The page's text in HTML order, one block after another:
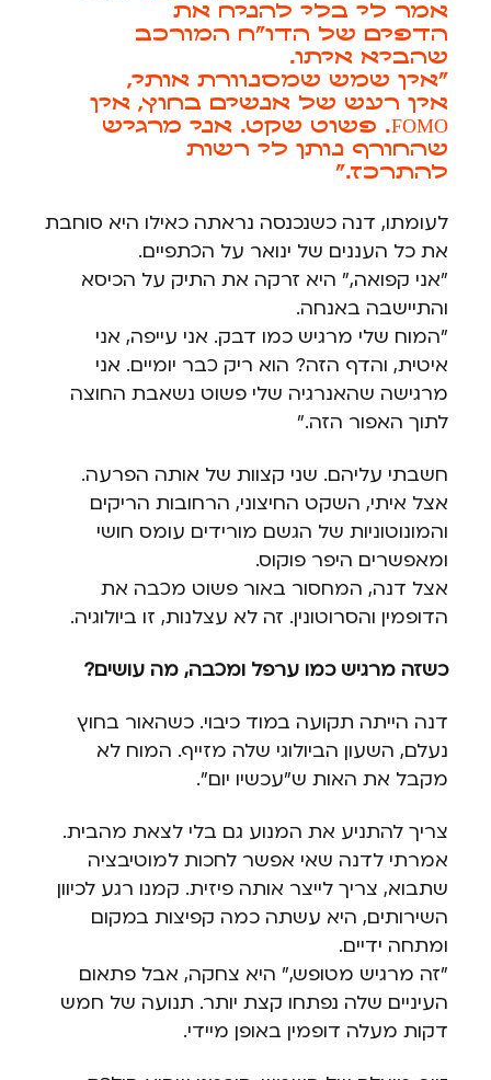
אמר לי בלי להניח את
הדפים של הדו"ח המורכב
שהביא איתו.
"אין שמש שמסנוורת אותי,
אין רעש של אנשים בחוץ, אין
FOMO. פשוט שקט. אני מרגיש
שהחורף נותן לי רשות
להתרכז."
לעומתו, דנה כשנכנסה נראתה כאילו היא סוחבת
את כל העננים של ינואר על הכתפיים.
"אני קפואה," היא זרקה את התיק על הכיסא
והתיישבה באנחה.
"המוח שלי מרגיש כמו דבק. אני עייפה, אני
איטית, והדף הזה? הוא ריק כבר יומיים. אני
מרגישה שהאנרגיה שלי פשוט נשאבת החוצה
לתוך האפור הזה."
חשבתי עליהם. שני קצוות של אותה הפרעה.
אצל איתי, השקט החיצוני, הרחובות הריקים
והמונוטוניות של הגשם מורידים עומס חושי
ומאפשרים היפר פוקוס.
אצל דנה, המחסור באור פשוט מכבה את
הדופמין והסרוטונין. זה לא עצלנות, זו ביולוגיה.
כשזה מרגיש כמו ערפל ומכבה, מה עושים?
דנה הייתה תקועה במוד כיבוי. כשהאור בחוץ
נעלם, השעון הביולוגי שלה מזייף. המוח לא
מקבל את האות ש"עכשיו יום".
צריך להתניע את המנוע גם בלי לצאת מהבית.
אמרתי לדנה שאי אפשר לחכות למוטיבציה
שתבוא, צריך לייצר אותה פיזית. קמנו רגע לכיוון
השירותים, היא עשתה כמה קפיצות במקום
ומתחה ידיים.
"זה מרגיש מטופש," היא צחקה, אבל פתאום
העיניים שלה נפתחו קצת יותר. תנועה של חמש
דקות מעלה דופמין באופן מיידי.